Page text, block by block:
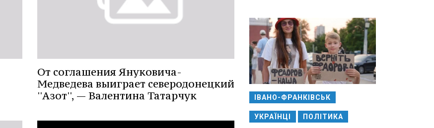
От соглашения Януковича-
Медведева выиграет северодонецкий
''Азот'', — Валентина Татарчук
ІВАНО-ФРАНКІВСЬК
УКРАЇНЦІ ПОЛІТИКА